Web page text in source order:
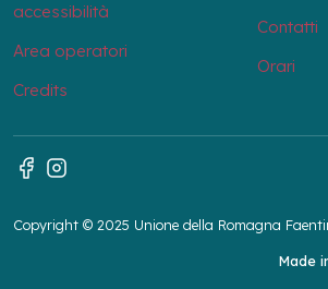
accessibilità
Area operatori
Credits
Contatti
Orari
Copyright © 2025 Unione della Romagna
Made